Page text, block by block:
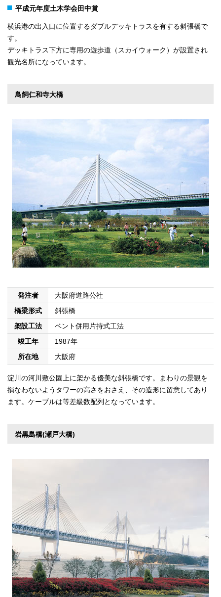
平成元年度土木学会田中賞
横浜港の出入口に位置するダブルデッキトラスを有する斜張橋で
す。
デッキトラス下方に専用の遊歩道（スカイウォーク）が設置され
観光名所になっています。
鳥飼仁和寺大橋
発注者
大阪府道路公社
橋梁形式
斜張橋
架設工法
ベント併用片持式工法
竣工年
1987年
所在地
大阪府
淀川の河川敷公園上に架かる優美な斜張橋です。まわりの景観を
損なわないようタワーの高さをおさえ、その造形に留意してあり
ます。ケーブルは等差級数配列となっています。
岩黒島橋(瀬戸大橋)